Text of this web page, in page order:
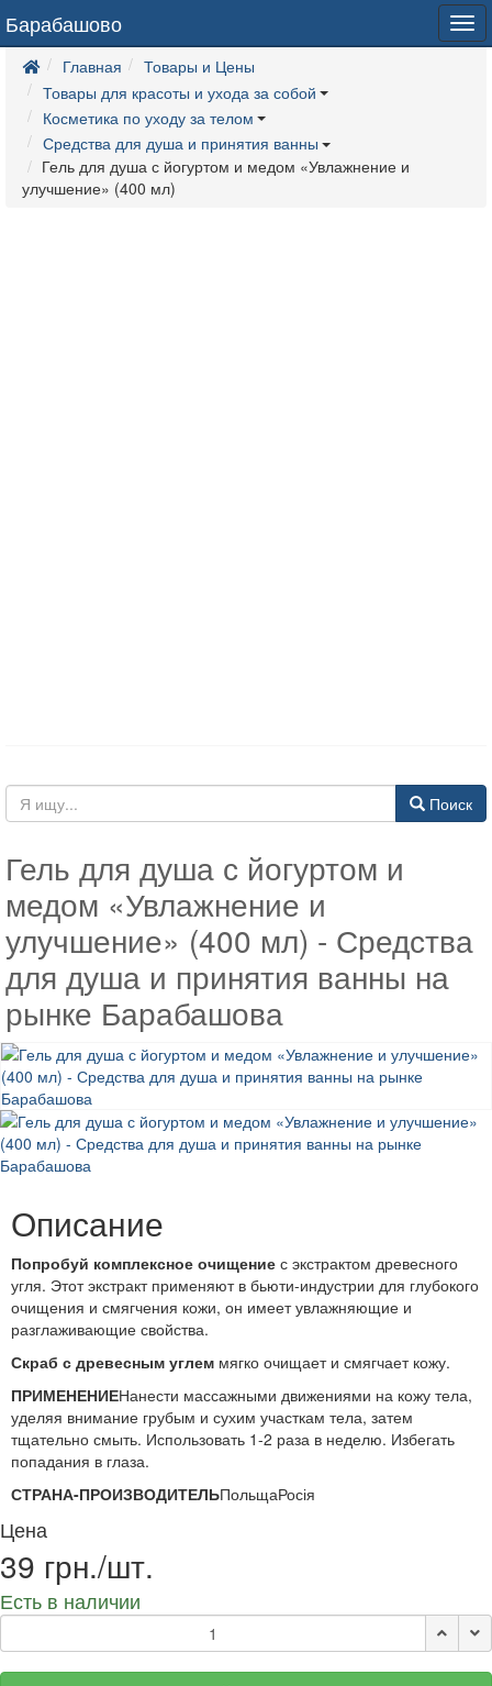
Барабашово
Главная
Товары и Цены
Товары для красоты и ухода за собой
Косметика по уходу за телом
Средства для душа и принятия ванны
Гель для душа с йогуртом и медом «Увлажнение и
улучшение» (400 мл)
Поиск
Гель для душа с йогуртом и
медом «Увлажнение и
улучшение» (400 мл) - Средства
для душа и принятия ванны на
рынке Барабашова
Описание
Попробуй комплексное очищение с экстрактом древесного
угля. Этот экстракт применяют в бьюти-индустрии для глубокого
очищения и смягчения кожи, он имеет увлажняющие и
разглаживающие свойства.
Скраб с древесным углем мягко очищает и смягчает кожу.
ПРИМЕНЕНИЕНанести массажными движениями на кожу тела,
уделяя внимание грубым и сухим участкам тела, затем
тщательно смыть. Использовать 1-2 раза в неделю. Избегать
попадания в глаза.
СТРАНА-ПРОИЗВОДИТЕЛЬПольщаРосія
Цена
39 грн./шт.
Есть в наличии